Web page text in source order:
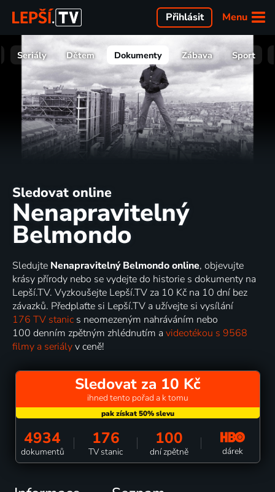
Menu
Přihlásit
Seriály Dětem Dokumenty Zábava Sport
Sledovat online
Nenapravitelný
Belmondo
Sledujte Nenapravitelný Belmondo online, objevujte
krásy přírody nebo se vydejte do historie s dokumenty na
Lepší.TV. Vyzkoušejte Lepší.TV za 10 Kč na 10 dní bez
závazků. Předplaťte si Lepší.TV a užívejte si vysílání
176 TV stanic s neomezeným nahráváním nebo
100 denním zpětným zhlédnutím a videotékou s 9568
filmy a seriályv ceně!
Sledovat za 10 Kč
ihned tento pořad a k tomu
4934
dokumentů
176
TV stanic
100
dní zpětně dárek